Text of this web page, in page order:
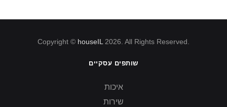
Copyright © houseIL2026. All Rights Reserved.
שותפים עסקיים
איכות
שירות